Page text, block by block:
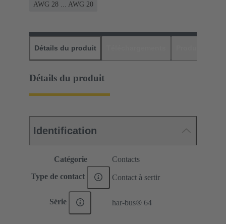
AWG 28 ... AWG 20
Détails du produit
Détails du produit
Identification
Catégorie Contacts
Type de contact Contact à sertir
Série har-bus® 64